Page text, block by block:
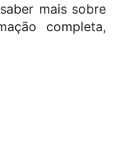
mais sobre
completa,